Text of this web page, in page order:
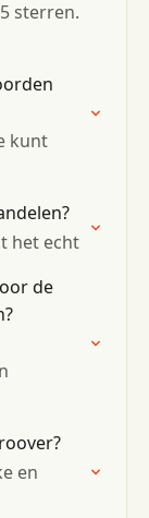
sterren.
kunt
het echt
de
en